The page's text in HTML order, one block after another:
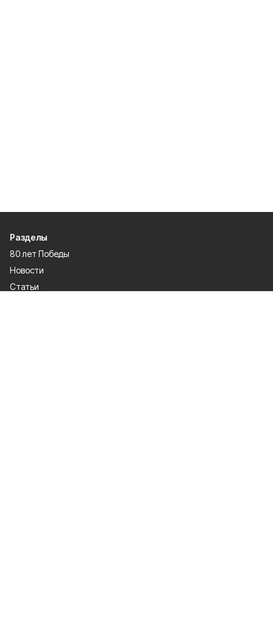
Разделы
80 лет Победы
Новости
Статьи